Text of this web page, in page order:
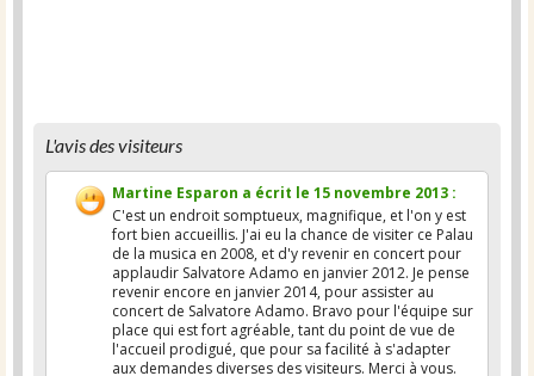
L'avis des visiteurs
Martine Esparon a écrit le 15 novembre 2013 :
C'est un endroit somptueux, magnifique, et l'on y est
fort bien accueillis. J'ai eu la chance de visiter ce Palau
de la musica en 2008, et d'y revenir en concert pour
applaudir Salvatore Adamo en janvier 2012. Je pense
revenir encore en janvier 2014, pour assister au
concert de Salvatore Adamo. Bravo pour l'équipe sur
place qui est fort agréable, tant du point de vue de
l'accueil prodigué, que pour sa facilité à s'adapter
aux demandes diverses des visiteurs. Merci à vous.